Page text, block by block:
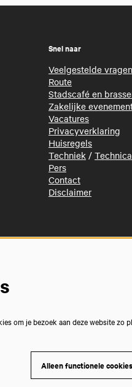
Snel naar
Veelgestelde vragen
Route
Stadscafé en
Zakelijke
Vacatures
Privacyverklaring
Huisregels
Techniek /
Pers
Contact
Disclaimer
om je bezoek aan deze website zo
Alleen functionele cookies